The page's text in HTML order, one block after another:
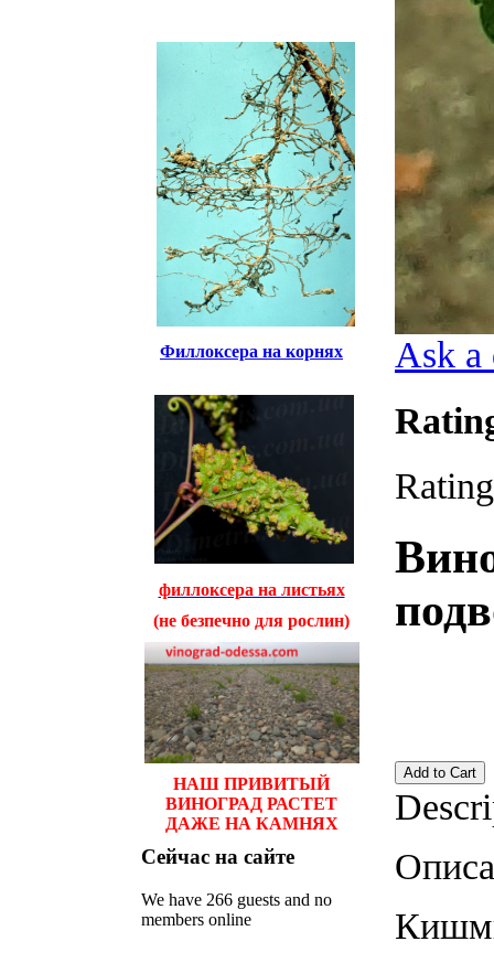
Филлоксера на корнях
филлоксера на листьях
(не безпечно для рослин)
НАШ ПРИВИТЫЙ
ВИНОГРАД РАСТЕТ
ДАЖЕ НА КАМНЯХ
Сейчас на сайте
We have 266 guests and no
members online
Ask a